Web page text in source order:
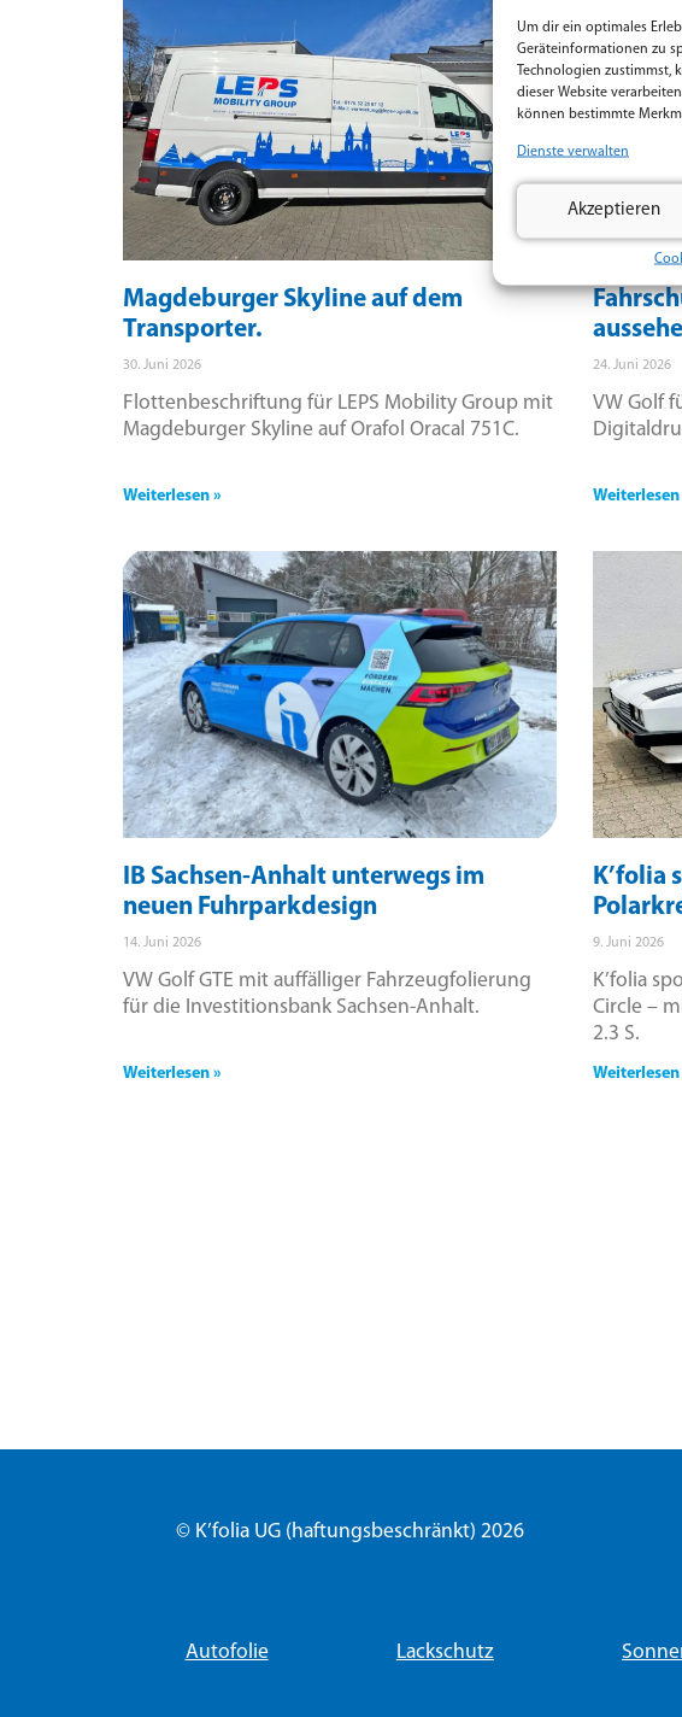
Um dir ein optimales
Geräteinformationen zu
Technologien zustimmst,
dieser Website
können bestimmte
Dienste verwalten
Akzeptieren
Magdeburger Skyline auf dem
Transporter.
30. Juni 2026
Flottenbeschriftung für LEPS Mobility Group mit
Magdeburger Skyline auf Orafol Oracal 751C.
Weiterlesen »
24. Juni 2026
VW Golf
Weiterlesen
IB Sachsen-Anhalt unterwegs im
neuen Fuhrparkdesign
14. Juni 2026
VW Golf GTE mit auffälliger Fahrzeugfolierung
für die Investitionsbank Sachsen-Anhalt.
Weiterlesen »
K’folia
9. Juni 2026
K’folia
Circle –
2.3 S.
Weiterlesen
© K’folia UG (haftungsbeschränkt) 2026
Autofolie Lackschutz